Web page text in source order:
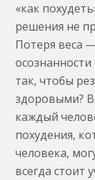
«как
решения не
Потеря веса
так, чтобы
здоровыми?
каждый
похудения,
человека,
всегда стоит